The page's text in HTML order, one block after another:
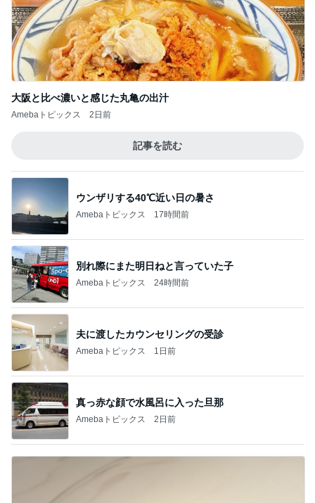
大阪と比べ濃いと感じた丸亀の出汁
Amebaトピックス 2日前
記事を読む
ウンザリする40℃近い日の暑さ
Amebaトピックス 17時間前
別れ際にまた明日ねと言っていた子
Amebaトピックス 24時間前
夫に渡したカウンセリングの受診
Amebaトピックス 1日前
真っ赤な顔で水風呂に入った旦那
Amebaトピックス 2日前